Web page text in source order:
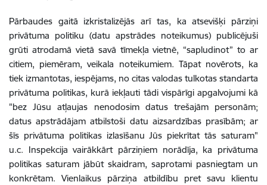
Pārbaudes gaitā izkristalizējās arī tas, ka atsevišķi pārziņi
privātuma politiku (datu apstrādes noteikumus) publicējuši
grūti atrodamā vietā savā tīmekļa vietnē, “sapludinot” to ar
citiem, piemēram, veikala noteikumiem. Tāpat novērots, ka
tiek izmantotas, iespējams, no citas valodas tulkotas standarta
privātuma politikas, kurā iekļauti tādi vispārīgi apgalvojumi kā
"bez Jūsu atļaujas nenodosim datus trešajām personām;
datus apstrādājam atbilstoši datu aizsardzības prasībām; ar
šīs privātuma politikas izlasīšanu Jūs piekrītat tās saturam"
u.c. Inspekcija vairākkārt pārziņiem norādīja, ka privātuma
politikas saturam jābūt skaidram, saprotami pasniegtam un
konkrētam. Vienlaikus pārziņa atbildību pret savu klientu